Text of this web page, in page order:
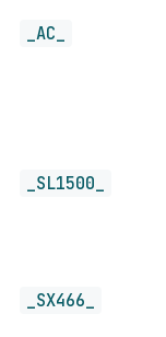
_AC_
_SL1500_
_SX466_